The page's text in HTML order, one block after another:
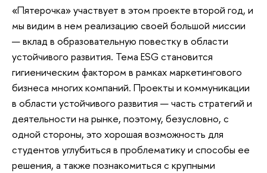
«Пятерочка» участвует в этом проекте второй год, и
мы видим в нем реализацию своей большой миссии
— вклад в образовательную повестку в области
устойчивого развития. Тема ESG становится
гигиеническим фактором в рамках маркетингового
бизнеса многих компаний. Проекты и коммуникации
в области устойчивого развития — часть стратегий и
деятельности на рынке, поэтому, безусловно, с
одной стороны, это хорошая возможность для
студентов углубиться в проблематику и способы ее
решения, а также познакомиться с крупными